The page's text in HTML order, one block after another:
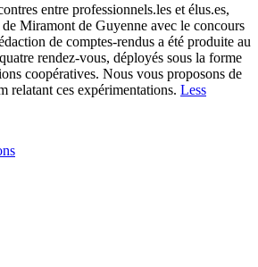
entre professionnels.les et élus.es,
Miramont de Guyenne avec le concours
de comptes-rendus a été produite au
rendez-vous, déployés sous la forme
coopératives. Nous vous proposons de
relatant ces expérimentations. Less